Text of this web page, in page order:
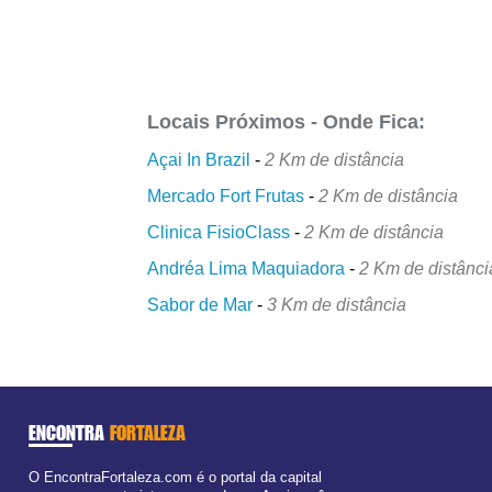
Locais Próximos - Onde Fica:
Açai In Brazil -2 Km de distância
Mercado Fort Frutas -2 Km de distância
Clinica FisioClass -2 Km de distância
Andréa Lima Maquiadora -2 Km de
Sabor de Mar -3 Km de distância
ENCONTRA FORTALEZA
O EncontraFortaleza.com é o portal da capital